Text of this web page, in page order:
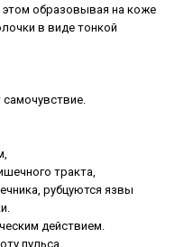
образовывая на коже
в виде тонкой
самочувствие.
тракта,
рубцуются язвы
действием.
пульса.